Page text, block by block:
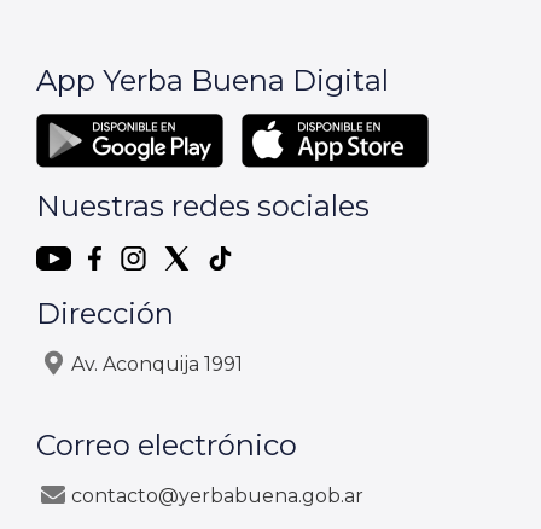
App Yerba Buena Digital
Nuestras redes sociales
Dirección
Av. Aconquija 1991
Correo electrónico
contacto@yerbabuena.gob.ar